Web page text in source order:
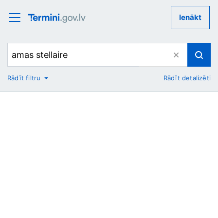
Ienākt
No
Rādīt filtru Rādīt detalizēti